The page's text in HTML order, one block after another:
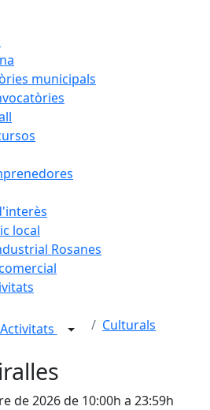
municipals
local
Rosanes
Activitats Culturals
de 2026 de 10:00h a 23:59h